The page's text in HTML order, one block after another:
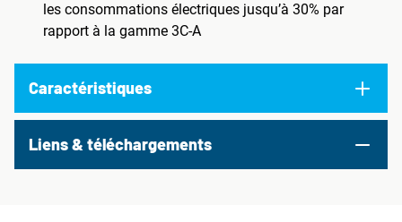
les consommations électriques jusqu’à 30% par
rapport à la gamme 3C-A
Caractéristiques
Liens & téléchargements